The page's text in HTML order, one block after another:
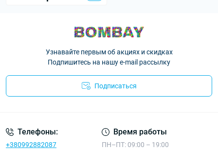
Узнавайте первым об акциях и скидках
Подпишитесь на нашу e-mail рассылку
Подписаться
Телефоны:
+380992882087
Время работы
ПН–ПТ: 09:00 – 19:00